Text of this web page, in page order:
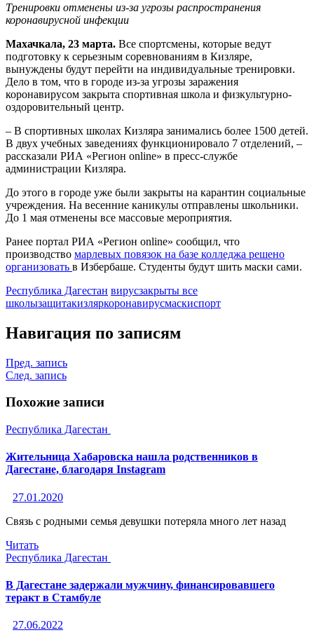
Тренировки отменены из-за угрозы распространения
коронавирусной инфекции
Махачкала, 23 марта. Все спортсмены, которые ведут
подготовку к серьезным соревнованиям в Кизляре,
вынуждены будут перейти на индивидуальные тренировки.
Дело в том, что в городе из-за угрозы заражения
коронавирусом закрыта спортивная школа и физкультурно-
оздоровительный центр.
– В спортивных школах Кизляра занимались более 1500 детей.
В двух учебных заведениях функционировало 7 отделений, –
рассказали РИА «Регион online» в пресс-службе
администрации Кизляра.
До этого в городе уже были закрыты на карантин социальные
учреждения. На весенние каникулы отправлены школьники.
До 1 мая отменены все массовые мероприятия.
Ранее портал РИА «Регион online» сообщил, что
производство марлевых повязок на базе колледжа решено
организовать в Избербаше. Студенты будут шить маски сами.
Республика Дагестан вирусзакрыты все
школызащитакизляркоронавирусмаскиспорт
Навигация по записям
Пред. запись
След. запись
Похожие записи
Республика Дагестан
Жительница Хабаровска нашла родственников в
Дагестане, благодаря Instagram
27.01.2020
Связь с родными семья девушки потеряла много лет назад
Читать
Республика Дагестан
В Дагестане задержали мужчину, финансировавшего
теракт в Стамбуле
27.06.2022